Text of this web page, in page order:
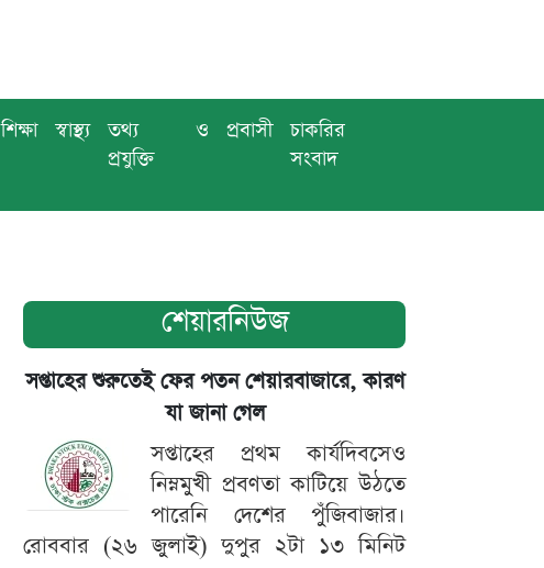
শিক্ষা স্বাস্থ্য
তথ্য ও
প্রযুক্তি
প্রবাসী
চাকরির
সংবাদ
শেয়ারনিউজ
সপ্তাহের শুরুতেই ফের পতন শেয়ারবাজারে, কারণ
যা জানা গেল
সপ্তাহের প্রথম কার্যদিবসেও
নিম্নমুখী প্রবণতা কাটিয়ে উঠতে
পারেনি দেশের পুঁজিবাজার।
রোববার (২৬ জুলাই) দুপুর ২টা ১৩ মিনিট